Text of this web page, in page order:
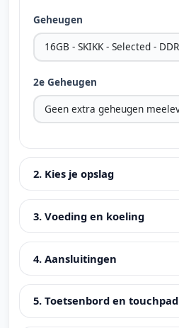
Geheugen
2e Geheugen
2. Kies je opslag
3. Voeding en koeling
4. Aansluitingen
5. Toetsenbord en touchpad